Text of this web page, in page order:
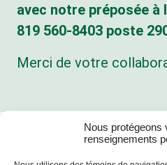
Nous protégeons
renseignements
@valoris-
estrie.com
819 560-8403
avec notre préposée à
819 560‑8403 poste
Merci de votre